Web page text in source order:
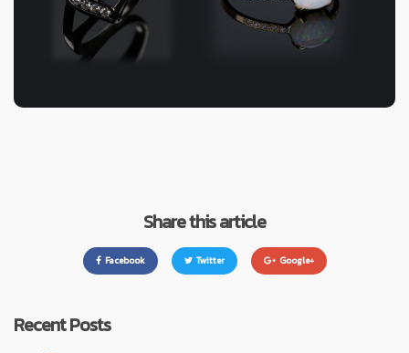
Share this article
Facebook Twitter Google+
Recent Posts